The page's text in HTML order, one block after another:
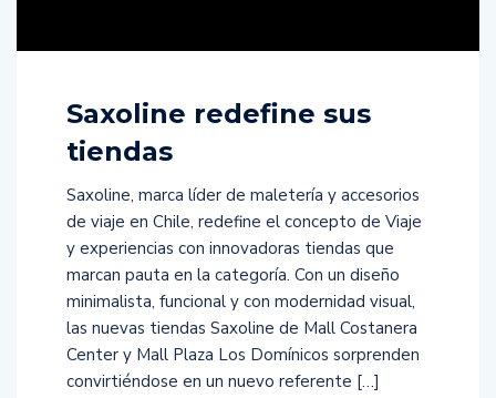
Saxoline redefine sus
tiendas
Saxoline, marca líder de maletería y accesorios
de viaje en Chile, redefine el concepto de Viaje
y experiencias con innovadoras tiendas que
marcan pauta en la categoría. Con un diseño
minimalista, funcional y con modernidad visual,
las nuevas tiendas Saxoline de Mall Costanera
Center y Mall Plaza Los Domínicos sorprenden
convirtiéndose en un nuevo referente […]